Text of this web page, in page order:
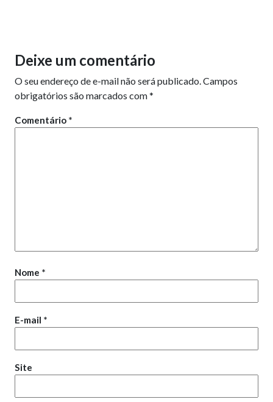
Deixe um comentário
O seu endereço de e-mail não será publicado.Campos
obrigatórios são marcados com*
Comentário *
Nome *
E-mail *
Site